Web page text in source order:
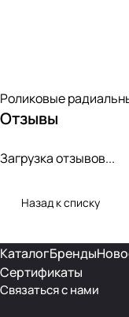
Роликовые
Отзывы
Загрузка отзывов...
Назад к списку
КаталогБренды
Сертификаты
Связаться с нами